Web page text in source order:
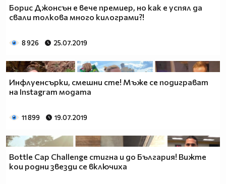
Борис Джонсън е вече премиер, но как е успял да
свали толкова много килограми?!
8 926 25.07.2019
Инфлуенсърки, смешни сте! Мъже се подиграват
на Instagram модата
11 899 19.07.2019
Bottle Cap Challenge стигна и до България! Вижте
кои родни звезди се включиха